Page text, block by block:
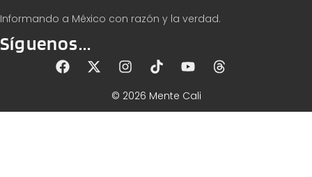
Informando a México con razón y la verdad.
Síguenos...
© 2026 Mente Cali